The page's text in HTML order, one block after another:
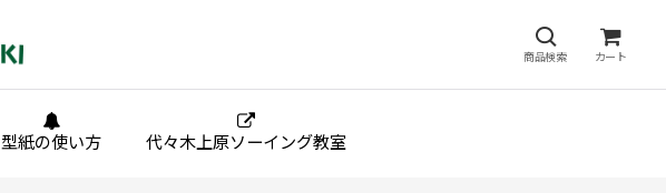
商品検索 カート
型紙の使い方 代々木上原ソーイング教室